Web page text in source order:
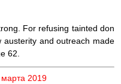
For refusing tainted don
austerity and outreach made
62.
2019